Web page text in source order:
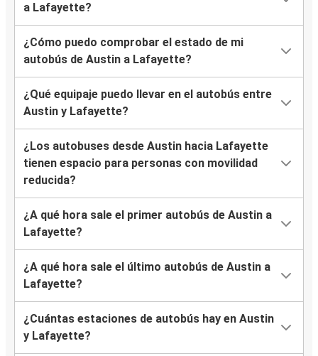
a Lafayette?
¿Cómo puedo comprobar el estado de mi
autobús de Austin a Lafayette?
¿Qué equipaje puedo llevar en el autobús entre
Austin y Lafayette?
¿Los autobuses desde Austin hacia Lafayette
tienen espacio para personas con movilidad
reducida?
¿A qué hora sale el primer autobús de Austin a
Lafayette?
¿A qué hora sale el último autobús de Austin a
Lafayette?
¿Cuántas estaciones de autobús hay en Austin
y Lafayette?